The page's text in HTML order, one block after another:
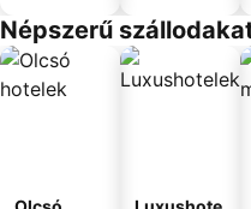
Népszerű